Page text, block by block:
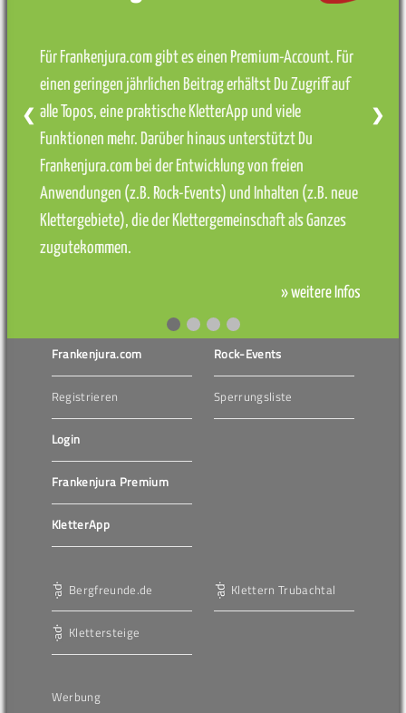
Für Frankenjura.com gibt es einen Premium-Account. Für
einen geringen jährlichen Beitrag erhältst Du Zugriff auf
alle Topos, eine praktische KletterApp und viele
Funktionen mehr. Darüber hinaus unterstützt Du
Frankenjura.com bei der Entwicklung von freien
Anwendungen (z.B. Rock-Events) und Inhalten (z.B. neue
Klettergebiete), die der Klettergemeinschaft als Ganzes
zugutekommen.
» weitere Infos
❮ ❯
Frankenjura.com
Registrieren
Login
Frankenjura Premium
KletterApp
Rock-Events
Sperrungsliste
Bergfreunde.de
Klettersteige
Klettern Trubachtal
Werbung